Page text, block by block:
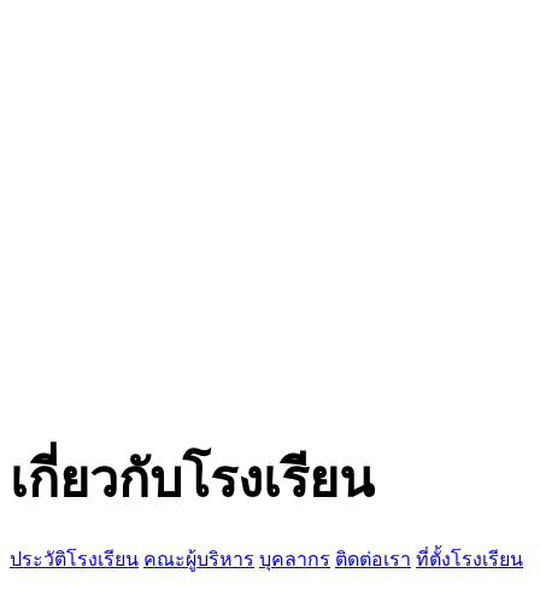
เกี่ยวกับโรงเรียน
ประวัติโรงเรียน คณะผู้บริหาร บุคลากร ติดต่อเรา ที่ตั้งโรงเรียน